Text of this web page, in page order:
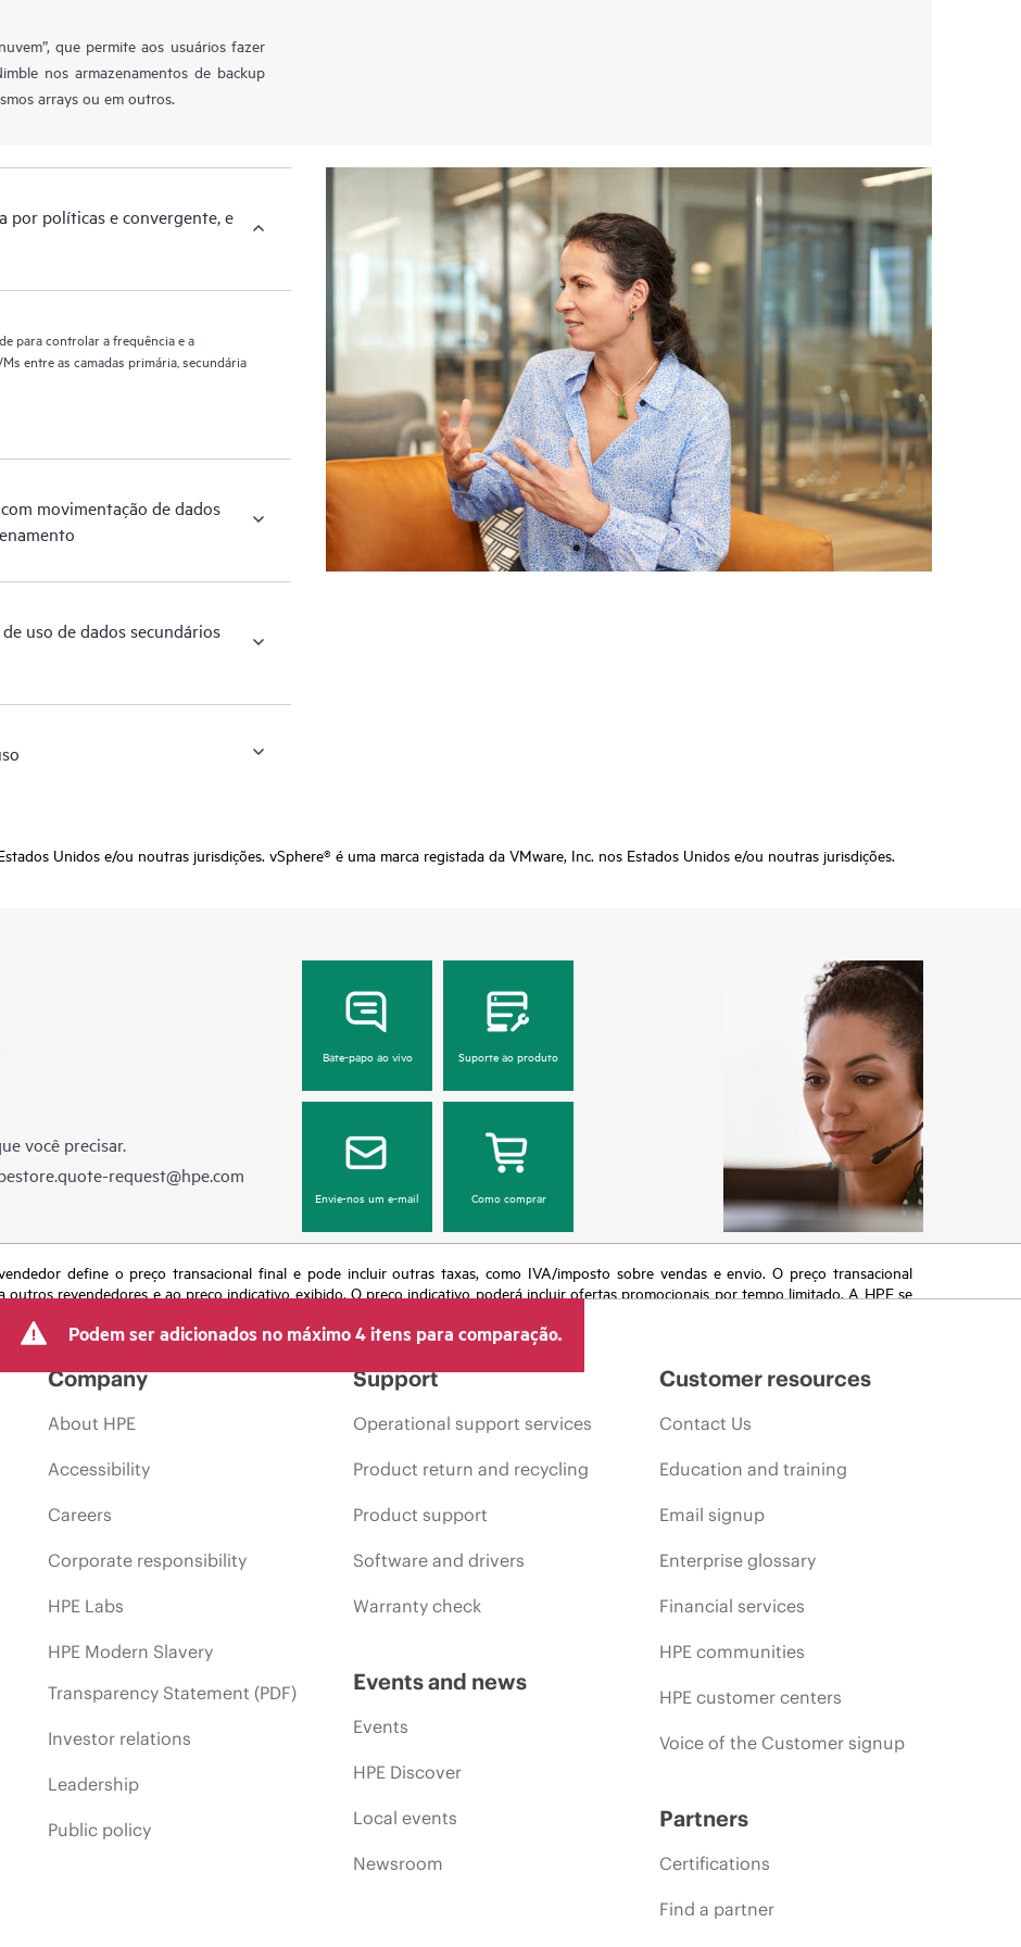
que permite aos usuários fazer
nos armazenamentos de backup
arrays ou em outros.
por políticas e convergente, e
para controlar a frequência e a
entre as camadas primária, secundária
movimentação de dados
uso de dados secundários
Unidos e/ou noutras jurisdições. vSphere® é uma marca registada da VMware, Inc. nos Estados Unidos e/ou noutras jurisdições.
você precisar.
request@hpe.com
Bate-papo ao vivo Suporte ao produto
Envie-nos um e-mail Como comprar
define o preço transacional final e pode incluir outras taxas, como IVA/imposto sobre vendas e envio. O preço transacional
revendedores e ao preço indicativo exibido. O preço indicativo poderá incluir ofertas promocionais por tempo limitado. A HPE se
erros em anúncios.
Podem ser adicionados no máximo 4 itens para comparação.
Company
About HPE
Accessibility
Careers
Corporate responsibility
HPE Labs
HPE Modern Slavery
Transparency Statement (PDF)
Investor relations
Leadership
Public policy
Support
Operational support services
Product return and recycling
Product support
Software and drivers
Warranty check
Events and news
Events
HPE Discover
Local events
Newsroom
Customer resources
Contact Us
Education and training
Email signup
Enterprise glossary
Financial services
HPE communities
HPE customer centers
Voice of the Customer signup
Partners
Certifications
Find a partner